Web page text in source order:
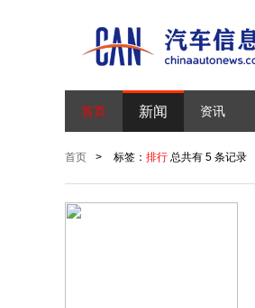
首页 新闻 资讯
首页 > 标签： 排行 总共有 5 条记录